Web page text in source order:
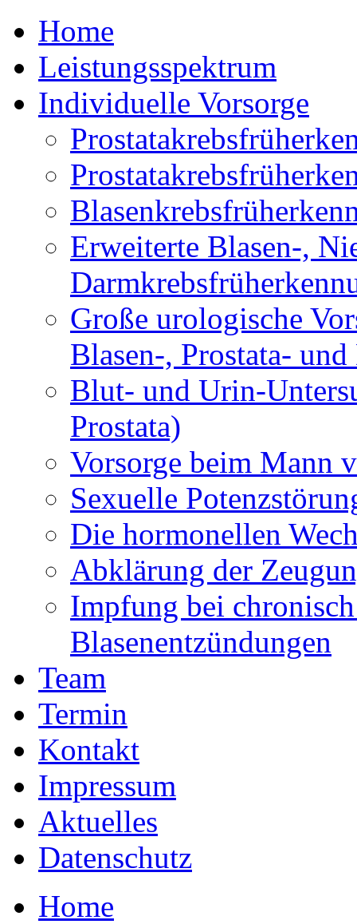
Home
Leistungsspektrum
Individuelle Vorsorge
Erweiterte Blasen-,
Große urologische
Blasen-, Prostata-
Blut- und Urin-
Prostata)
Vorsorge beim Mann
Sexuelle
Die hormonellen
Abklärung der
Impfung bei
Blasenentzündungen
Team
Termin
Kontakt
Impressum
Aktuelles
Datenschutz
Home